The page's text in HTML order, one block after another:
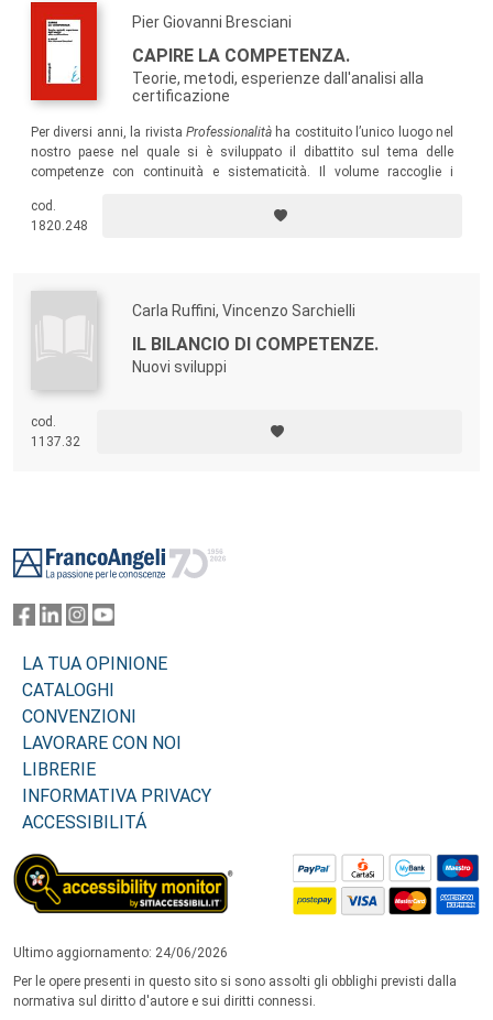
Pier Giovanni Bresciani
CAPIRE LA COMPETENZA.
Teorie, metodi, esperienze dall'analisi alla
certificazione
Per diversi anni, la rivista Professionalità ha costituito l’unico luogo nel
nostro paese nel quale si è sviluppato il dibattito sul tema delle
competenze con continuità e sistematicità. Il volume raccoglie i
dall’autore, che rispondono allo stesso tempo a esigenze di
approfondimento tecnico-scientifico, di intervento professionale e di
cod.
1820.248
Carla Ruffini, Vincenzo Sarchielli
IL BILANCIO DI COMPETENZE.
Nuovi sviluppi
cod.
1137.32
LA TUA OPINIONE
CATALOGHI
CONVENZIONI
LAVORARE CON NOI
LIBRERIE
INFORMATIVA PRIVACY
ACCESSIBILITÁ
Ultimo aggiornamento: 24/06/2026
Per le opere presenti in questo sito si sono assolti gli obblighi previsti dalla
normativa sul diritto d'autore e sui diritti connessi.